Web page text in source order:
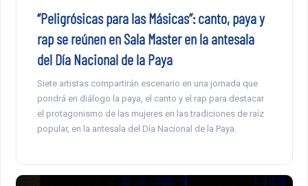
“Peligrósicas para las Másicas”: canto, paya y
rap se reúnen en Sala Master en la antesala
del Día Nacional de la Paya
Siete artistas compartirán escenario en una jornada que
pondrá en diálogo la paya, el canto y el rap para destacar
el protagonismo de las mujeres en las tradiciones de raíz
popular, en la antesala del Día Nacional de la Paya.